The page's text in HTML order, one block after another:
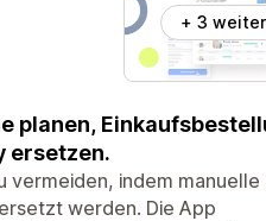
+ 3
planen,
ersetzen.
vermeiden, indem manuelle
werden. Die App